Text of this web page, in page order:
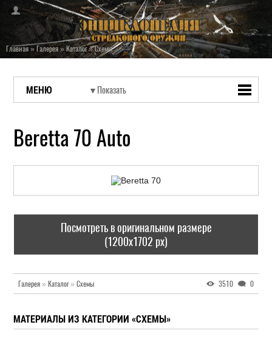
Главная»Галерея»Каталог»Схемы
МЕНЮ
Beretta 70 Auto
Посмотреть в оригинальном размере
(1200x1702 px)
Галерея » Каталог» Схемы 3510 0
МАТЕРИАЛЫ ИЗ КАТЕГОРИИ «СХЕМЫ»